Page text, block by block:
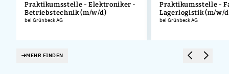
Praktikumsstelle - Elektroniker -
Betriebstechnik (m/w/d)
bei Grünbeck AG
Praktikumsstelle -
Lagerlogistik (m/w/
bei Grünbeck AG
MEHR FINDEN